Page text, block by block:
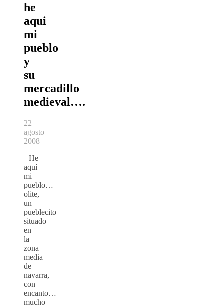
he
aqui
mi
pueblo
y
su
mercadillo
medieval….
22
agosto
2008
He
aquí
mi
pueblo…
olite,
un
pueblecito
situado
en
la
zona
media
de
navarra,
con
encanto…
mucho